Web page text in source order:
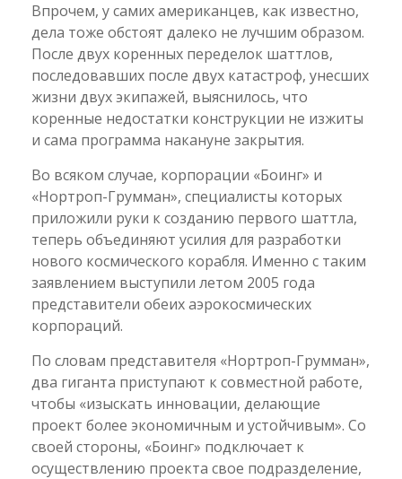
Впрочем, у самих американцев, как известно,
дела тоже обстоят далеко не лучшим образом.
После двух коренных переделок шаттлов,
последовавших после двух катастроф, унесших
жизни двух экипажей, выяснилось, что
коренные недостатки конструкции не изжиты
и сама программа накануне закрытия.
Во всяком случае, корпорации «Боинг» и
«Нортроп-Грумман», специалисты которых
приложили руки к созданию первого шаттла,
теперь объединяют усилия для разработки
нового космического корабля. Именно с таким
заявлением выступили летом 2005 года
представители обеих аэрокосмических
корпораций.
По словам представителя «Нортроп-Грумман»,
два гиганта приступают к совместной работе,
чтобы «изыскать инновации, делающие
проект более экономичным и устойчивым». Со
своей стороны, «Боинг» подключает к
осуществлению проекта свое подразделение,